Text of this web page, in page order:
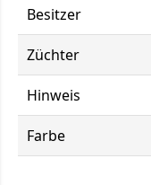
Besitzer
Züchter
Hinweis
Farbe